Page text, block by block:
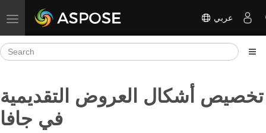
Toggle navigation عربي
تخصيص أشكال العروض التقديمية
في جافا